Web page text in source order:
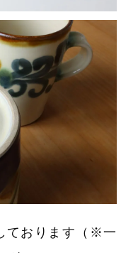
ております（※一